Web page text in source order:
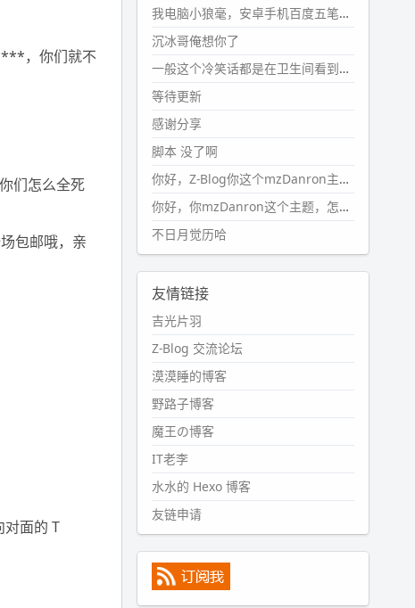
，你们就不
们怎么全死
包邮哦，亲
面的 T
2024-10-08 10:12:25
#PubWord搬家也告一段落，虽
然搬过来的东西还得归置，新衣柜
虽说已经散俩月味儿了，但还是不
想放衣服进去。
wdssmq
2024-09-23 21:00:49
#PubWord
一次？？碎雨集_沉冰浮水_第1页
https://www.wdssmq.com/ta
g/%E7%A2%8E%E9%9B%A8%E
9%9B%86/
wdssmq
2024-09-23 20:58:40
话，2024 年目前只发了 13 条
嘟？？？？
wdssmq
2024-09-15 10:32:07
#PubWordVSCode 内 git 操作卡
住的时候没办法主动取消一直是个
痛点，一般都是推送或拉取，今天
连提交都卡了。。
wdssmq
#PubWord又一个夏天过去了，
所以今年也没买防水鞋套；然后天
凉了，为了应对踢被子买了睡袋，
我电脑小狼毫，安卓手机百度五笔，皮肤用的双键点划，挺好的。
沉冰哥俺想你了
一般这个冷笑话都是在卫生间看到的多
等待更新
感谢分享
脚本 没了啊
你好，Z-Blog你这个mzDanron主题，怎么去除文章标题图像和文章摘要，仅显示标题，感谢回复！
你好，你mzDanron这个主题，怎么去除文章标题的图像和文章摘要！仅显示标题，感谢回复解决！
不日月觉历哈
友情链接
吉光片羽
Z-Blog 交流论坛
漠漠睡的博客
野路子博客
魔王の博客
IT老李
水水的 Hexo 博客
友链申请